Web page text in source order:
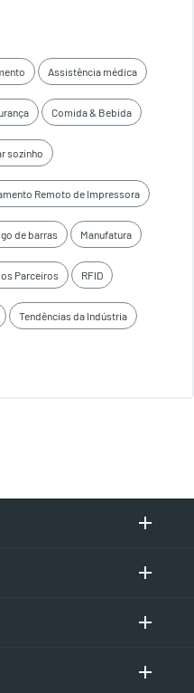
Assistência médica
Comida & Bebida
sozinho
Remoto de Impressora
de barras Manufatura
Parceiros RFID
Tendências da Indústria